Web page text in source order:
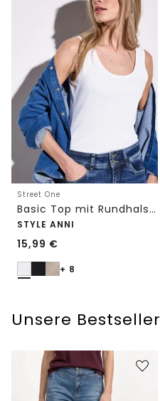
Street One
Basic Top mit Rundhals in Unifarbe
STYLE ANNI
15,99 €
+ 8
Unsere Bestseller